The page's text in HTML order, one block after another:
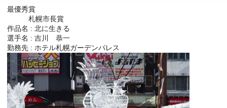
最優秀賞
札幌市長賞
作品名 : 北に生きる
選手名 : 吉川 恭一
勤務先 : ホテル札幌ガーデンパレス